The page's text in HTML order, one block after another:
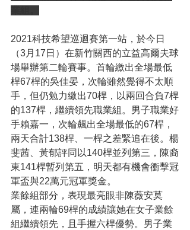
2021科技希望巡迴賽第一站，於今日
（3月17日）在新竹關西的立益高爾夫球
場舉辦第二輪賽事。首輪繳出全場最低
桿67桿的吳佳晏，次輪雖然覺得不太順
手，但仍勉力繳出70桿，以兩回合負7桿
的137桿，繼續領先職業組。男子職業好
手賴嘉一，次輪飆出全場最低的67桿，
兩天合計138桿、一桿之差緊追在後。楊
斐茜、黃郁評同以140桿並列第三，陳裔
東141桿暫列第五，明天都有機會衝擊冠
軍盃與22萬元冠軍獎金。
業餘組部分，表現最亮眼非陳薇安莫
屬，連兩輪69桿的成績讓她在女子業餘
組繼續領先，且手握六桿優勢。男子業